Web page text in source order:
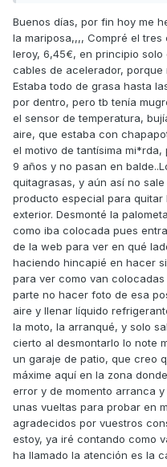
la mariposa, para
cuerpo de la mariposa
caja del filtro del aire se
tiene, y en el otro extremo
sujeta con otra
mi) una vez tengas suelto
aflojar 4 tornillos de la
la tendrás lista, te dejo un
tutorial que te explica
limpiezaECU
Unavailable
Buenos días, por fin hoy me
la mariposa,,,, Compré el
leroy, 6,45€, en principio
cables de acelerador, porque
Estaba todo de grasa hasta
por dentro, pero tb tenía
el sensor de temperatura,
aire, que estaba con
el motivo de tantísima
9 años y no pasan en
quitagrasas, y aún así no
producto especial para quitar
exterior. Desmonté la
como iba colocada pues
de la web para ver en qué
haciendo hincapié en hacer
para ver como van
parte no hacer foto de esa
aire y llenar líquido
la moto, la arranqué, y solo
cierto al desmontarlo lo note
un garaje de patio, que creo
máxime aquí en la zona
error y de momento arranca
unas vueltas para probar en
agradecidos por vuestros
estoy, ya iré contando como
ha llamado la atención es la